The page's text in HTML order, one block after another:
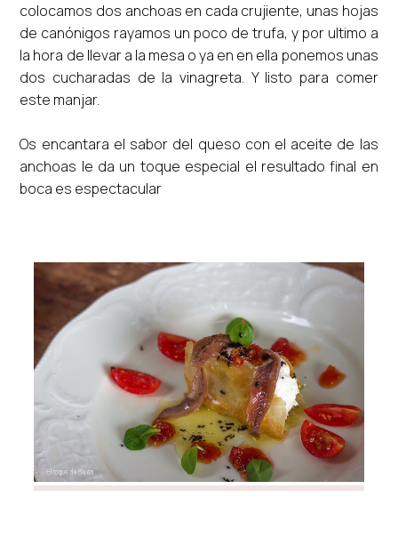
colocamos dos anchoas en cada crujiente, unas hojas
de canónigos rayamos un poco de trufa, y por ultimo a
la hora de llevar a la mesa o ya en en ella ponemos unas
dos cucharadas de la vinagreta. Y listo para comer
este manjar.
Os encantara el sabor del queso con el aceite de las
anchoas le da un toque especial el resultado final en
boca es espectacular